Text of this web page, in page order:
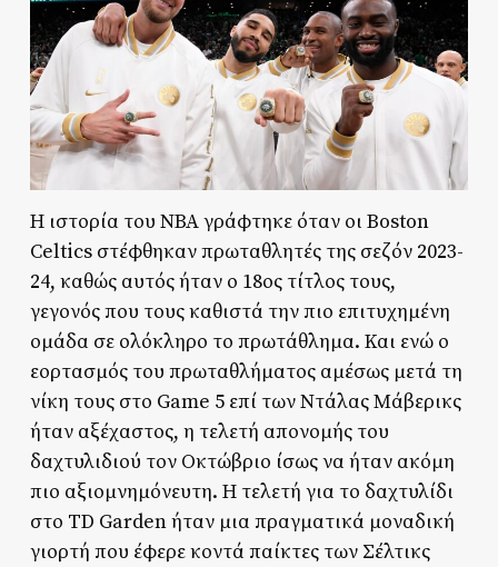
Η ιστορία του NBA γράφτηκε όταν οι Boston
Celtics στέφθηκαν πρωταθλητές της σεζόν 2023-
24, καθώς αυτός ήταν ο 18ος τίτλος τους,
γεγονός που τους καθιστά την πιο επιτυχημένη
ομάδα σε ολόκληρο το πρωτάθλημα. Και ενώ ο
εορτασμός του πρωταθλήματος αμέσως μετά τη
νίκη τους στο Game 5 επί των Ντάλας Μάβερικς
ήταν αξέχαστος, η τελετή απονομής του
δαχτυλιδιού τον Οκτώβριο ίσως να ήταν ακόμη
πιο αξιομνημόνευτη. Η τελετή για το δαχτυλίδι
στο TD Garden ήταν μια πραγματικά μοναδική
γιορτή που έφερε κοντά παίκτες των Σέλτικς